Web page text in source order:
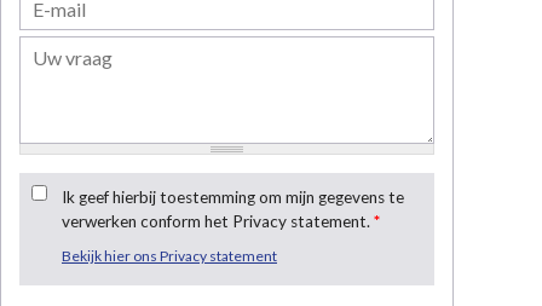
Ik geef hierbij toestemming om mijn gegevens te
verwerken conform het Privacy statement.*
Bekijk hier ons Privacy statement